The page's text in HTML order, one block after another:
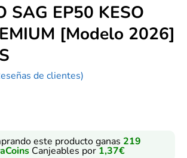
SAG EP50 KESO
[Modelo 2026]
de clientes)
este producto ganas 219
Canjeables por1,37€